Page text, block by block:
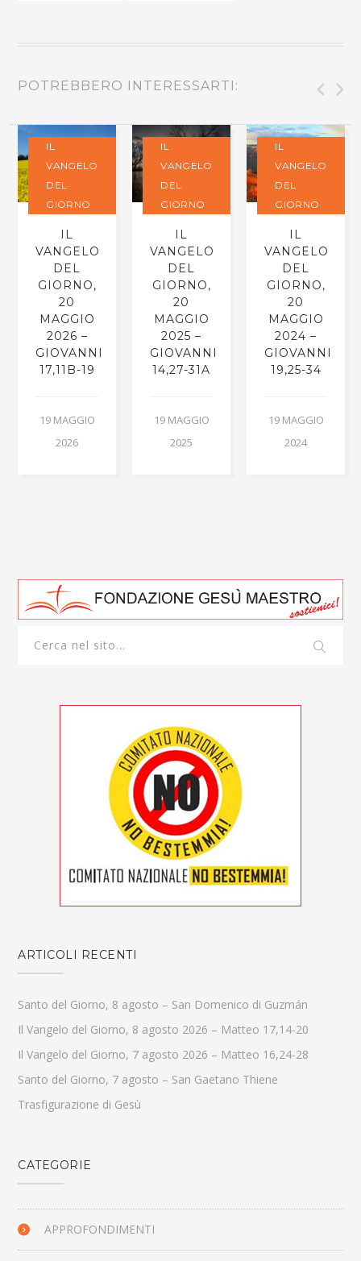
POTREBBERO INTERESSARTI:
IL
VANGELO
DEL
GIORNO
IL
VANGELO
DEL
GIORNO,
20
MAGGIO
2026 –
GIOVANNI
17,11B-19
19 MAGGIO
2026
IL
VANGELO
DEL
GIORNO
IL
VANGELO
DEL
GIORNO,
20
MAGGIO
2025 –
GIOVANNI
14,27-31A
19 MAGGIO
2025
IL
VANGELO
DEL
GIORNO
IL
VANGELO
DEL
GIORNO,
20
MAGGIO
2024 –
GIOVANNI
19,25-34
19 MAGGIO
2024
ARTICOLI RECENTI
Santo del Giorno, 8 agosto – San Domenico di Guzmán
Il Vangelo del Giorno, 8 agosto 2026 – Matteo 17,14-20
Il Vangelo del Giorno, 7 agosto 2026 – Matteo 16,24-28
Santo del Giorno, 7 agosto – San Gaetano Thiene
Trasfigurazione di Gesù
CATEGORIE
APPROFONDIMENTI